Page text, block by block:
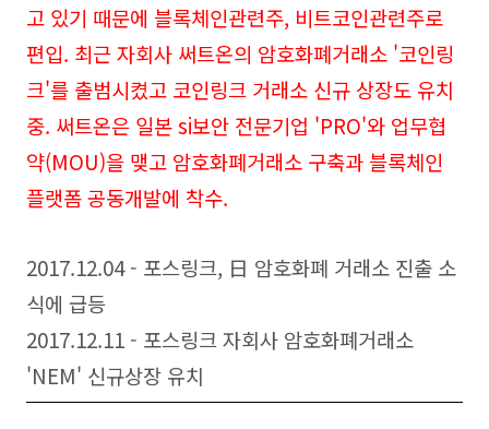
고 있기 때문에 블록체인관련주, 비트코인관련주로
편입. 최근 자회사 써트온의 암호화폐거래소 '코인링
크'를 출범시켰고 코인링크 거래소 신규 상장도 유치
중. 써트온은 일본 si보안 전문기업 'PRO'와 업무협
약(MOU)을 맺고 암호화폐거래소 구축과 블록체인
플랫폼 공동개발에 착수.
2017.12.04 - 포스링크, 日 암호화폐 거래소 진출 소
식에 급등
2017.12.11 - 포스링크 자회사 암호화폐거래소
'NEM' 신규상장 유치